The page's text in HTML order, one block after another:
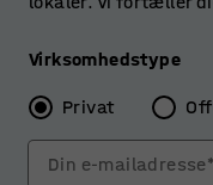
Virksomhedstype
Privat
Din e-mailadresse*